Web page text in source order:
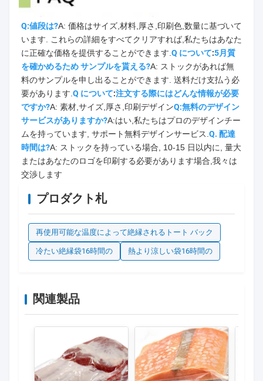
Q:値段は?A: 価格はサイズ,材料,厚さ,印刷色,数量に基づいて
います. これらの詳細をすべてクリアすれば,私たちはあなた
に正確な価格を提供することができます. Q について:5月 質
を確かめるため サンプルを貰える?A: ストックがあれば無
料のサンプルを申し出ることができます. 送料だけ支払う必
要があります. Q について:注文する際にはどんな情報が必要
ですか?A: 素材,サイズ,厚さ,印刷デザインQ:無料のデザイン
サービスがありますか?A:はい,私たちはプロのデザインチー
ムを持っています, サポート無料デザインサービス. Q. 配達
時間は?A: ストックを持っている場合, 10-15 日以内に, 量大
またはあなたのロゴを印刷する必要があります場合,我々は
交渉します
プロダクト札
再使用可能な温度によって絶縁されるトート バック
冷たい絶縁袋16時間の 熱より涼しい袋16時間の
関連製品